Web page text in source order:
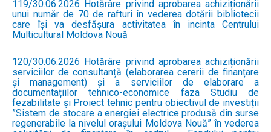
119/30.06.2026 Hotărâre privind aprobarea achiziționării
unui număr de 70 de rafturi în vederea dotării bibliotecii
care își va desfășura activitatea în incinta Centrului
Multicultural Moldova Nouă
120/30.06.2026 Hotărâre privind aprobarea achiziționării
serviciilor de consultanță (elaborarea cererii de finanțare
și management) și a serviciilor de elaborare a
documentațiilor tehnico-economice faza Studiu de
fezabilitate și Proiect tehnic pentru obiectivul de investiții
”Sistem de stocare a energiei electrice produsă din surse
regenerabile la nivelul orașului Moldova Nouă” în vederea